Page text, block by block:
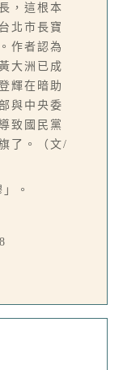
，這根本
北市長寶
作者認為
大洲已成
輝在暗助
與中央委
致國民黨
了。（文/
。